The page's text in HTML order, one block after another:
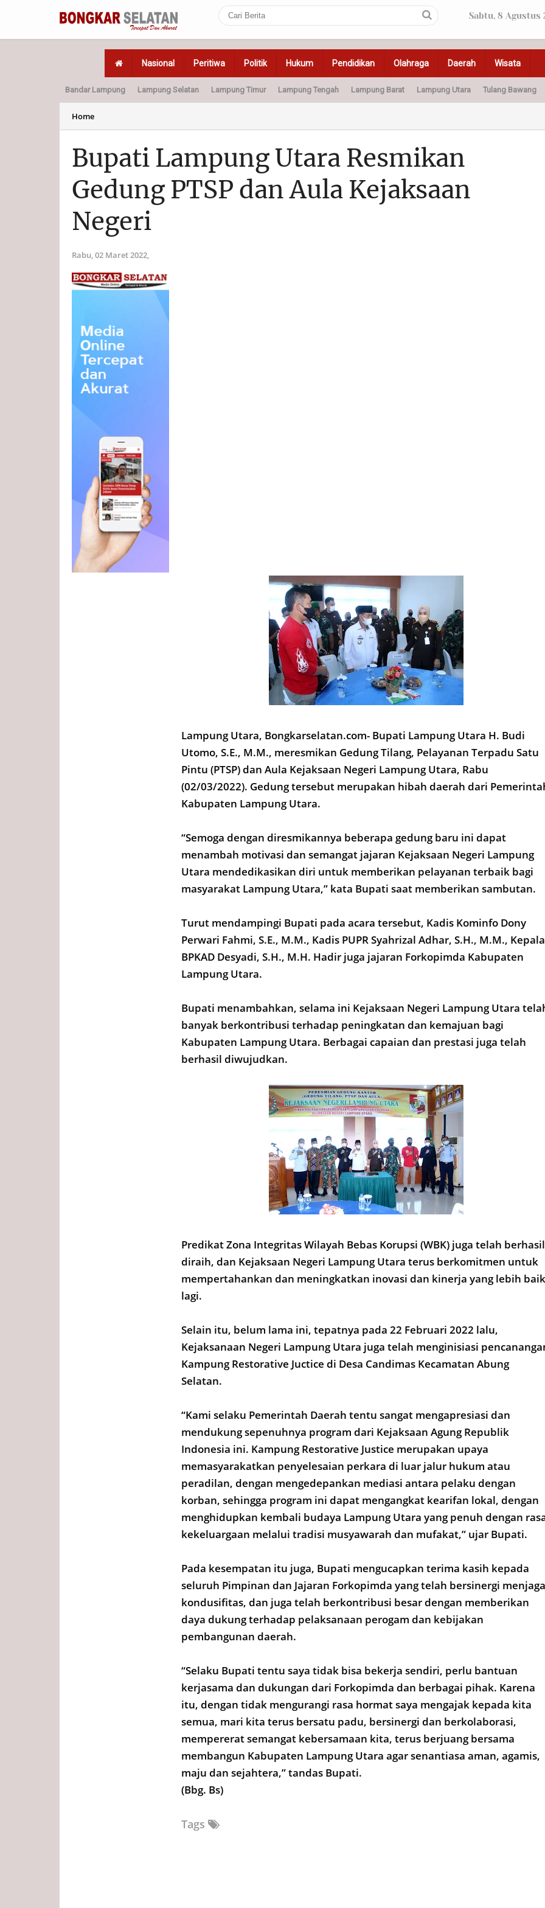
Sabtu, 8 Agustus
Nasional Peritiwa Politik Hukum Pendidikan Olahraga Daerah Wisata
Home Politik Hukum Peristiwa Olahraga Pendidikan Otomotif
Bandar Lampung Lampung Selatan Lampung Timur Lampung Tengah Lampung Barat Lampung Utara Tulang Bawang
Home
Bupati Lampung Utara Resmikan
Gedung PTSP dan Aula Kejaksaan
Negeri
Rabu, 02 Maret 2022,
Lampung Utara, Bongkarselatan.com- Bupati Lampung Utara H. Budi
Utomo, S.E., M.M., meresmikan Gedung Tilang, Pelayanan Terpadu Satu
Pintu (PTSP) dan Aula Kejaksaan Negeri Lampung Utara, Rabu
(02/03/2022). Gedung tersebut merupakan hibah daerah dari
Kabupaten Lampung Utara.
“Semoga dengan diresmikannya beberapa gedung baru ini dapat
menambah motivasi dan semangat jajaran Kejaksaan Negeri Lampung
Utara mendedikasikan diri untuk memberikan pelayanan terbaik bagi
masyarakat Lampung Utara,” kata Bupati saat memberikan sambutan.
Turut mendampingi Bupati pada acara tersebut, Kadis Kominfo Dony
Perwari Fahmi, S.E., M.M., Kadis PUPR Syahrizal Adhar, S.H., M.M., Kepala
BPKAD Desyadi, S.H., M.H. Hadir juga jajaran Forkopimda Kabupaten
Lampung Utara.
Bupati menambahkan, selama ini Kejaksaan Negeri Lampung Utara
banyak berkontribusi terhadap peningkatan dan kemajuan bagi
Kabupaten Lampung Utara. Berbagai capaian dan prestasi juga telah
berhasil diwujudkan.
Predikat Zona Integritas Wilayah Bebas Korupsi (WBK) juga telah berhasil
diraih, dan Kejaksaan Negeri Lampung Utara terus berkomitmen untuk
mempertahankan dan meningkatkan inovasi dan kinerja yang lebih baik
lagi.
Selain itu, belum lama ini, tepatnya pada 22 Februari 2022 lalu,
Kejaksanaan Negeri Lampung Utara juga telah menginisiasi
Kampung Restorative Juctice di Desa Candimas Kecamatan Abung
Selatan.
“Kami selaku Pemerintah Daerah tentu sangat mengapresiasi dan
mendukung sepenuhnya program dari Kejaksaan Agung Republik
Indonesia ini. Kampung Restorative Justice merupakan upaya
memasyarakatkan penyelesaian perkara di luar jalur hukum atau
peradilan, dengan mengedepankan mediasi antara pelaku dengan
korban, sehingga program ini dapat mengangkat kearifan lokal, dengan
menghidupkan kembali budaya Lampung Utara yang penuh dengan
kekeluargaan melalui tradisi musyawarah dan mufakat,” ujar Bupati.
Pada kesempatan itu juga, Bupati mengucapkan terima kasih kepada
seluruh Pimpinan dan Jajaran Forkopimda yang telah bersinergi menjaga
kondusifitas, dan juga telah berkontribusi besar dengan memberikan
daya dukung terhadap pelaksanaan perogam dan kebijakan
pembangunan daerah.
“Selaku Bupati tentu saya tidak bisa bekerja sendiri, perlu bantuan
kerjasama dan dukungan dari Forkopimda dan berbagai pihak. Karena
itu, dengan tidak mengurangi rasa hormat saya mengajak kepada kita
semua, mari kita terus bersatu padu, bersinergi dan berkolaborasi,
mempererat semangat kebersamaan kita, terus berjuang bersama
membangun Kabupaten Lampung Utara agar senantiasa aman, agamis,
maju dan sejahtera,” tandas Bupati.
(Bbg. Bs)
Tags